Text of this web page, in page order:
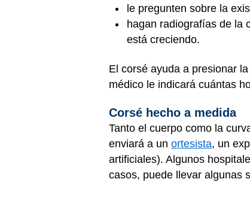
le pregunten sobre la
hagan radiografías de la
está creciendo.
El corsé ayuda a presionar
médico le indicará cuántas
Corsé hecho a medida
Tanto el cuerpo como la
enviará a un ortesista, un
artificiales). Algunos
casos, puede llevar algunas